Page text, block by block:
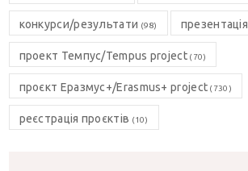
конкурси/результати (98) презентація
проект Темпус/Tempus project(70)
проєкт Еразмус+/Erasmus+ project (730)
реєстрація проєктів (10)